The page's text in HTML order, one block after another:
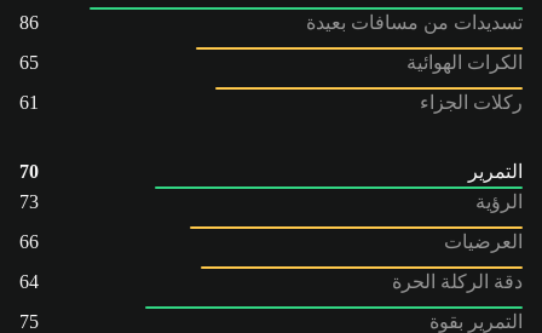
تسديدات من مسافات بعيدة
86
الكرات الهوائية
65
ركلات الجزاء
61
التمرير
70
الرؤية
73
العرضيات
66
دقة الركلة الحرة
64
التمرير بقوة
75